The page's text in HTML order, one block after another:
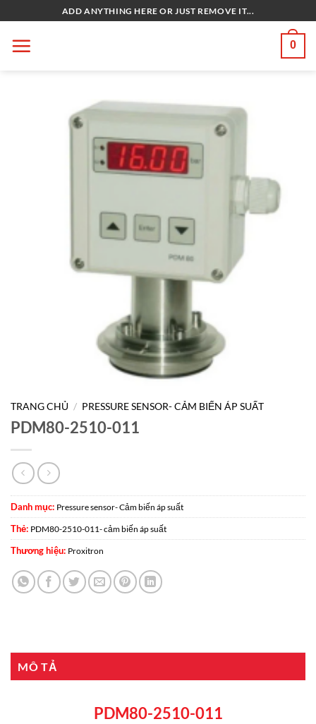
qua
nội
ADD ANYTHING HERE OR JUST REMOVE IT...
0
TRANG CHỦ / PRESSURE SENSOR- CẢM BIẾN ÁP SUẤT
PDM80-2510-011
Danh mục: Pressure sensor- Cảm biến áp suất
Thẻ: PDM80-2510-011- cảm biến áp suất
Thương hiệu: Proxitron
MÔ TẢ
PDM80-2510-011